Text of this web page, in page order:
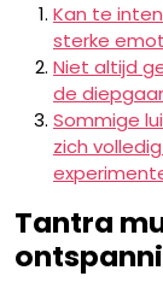
Kan te
sterke
Niet altijd
de
Sommige
zich
Tantra